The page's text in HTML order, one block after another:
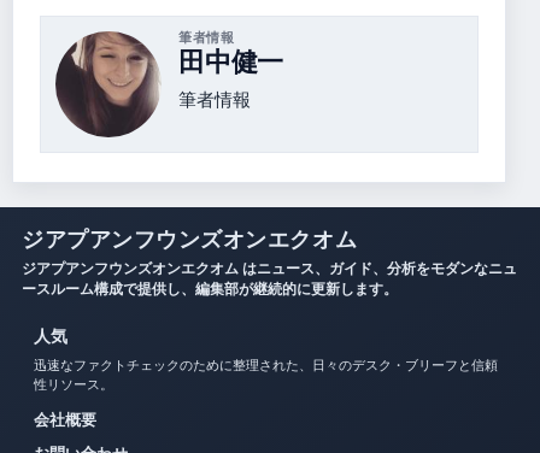
筆者情報
田中健一
筆者情報
ジアプアンフウンズオンエクオム
ジアプアンフウンズオンエクオム はニュース、ガイド、分析をモダンなニュ
ースルーム構成で提供し、編集部が継続的に更新します。
人気
迅速なファクトチェックのために整理された、日々のデスク・ブリーフと信頼
性リソース。
会社概要